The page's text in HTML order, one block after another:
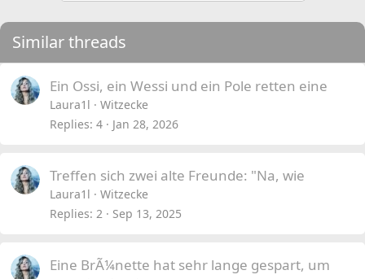
Similar threads
Ein Ossi, ein Wessi und ein Pole retten eine
Laura1l
Witzecke
Replies 4 Jan 28, 2026
Treffen sich zwei alte Freunde: "Na, wie
Laura1l
Witzecke
Replies 2 Sep 13, 2025
Eine BrÃ¼nette hat sehr lange gespart, um